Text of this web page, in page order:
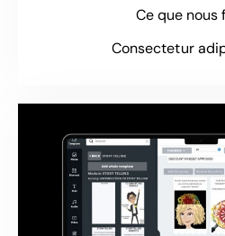
Ce que nous
Consectetur